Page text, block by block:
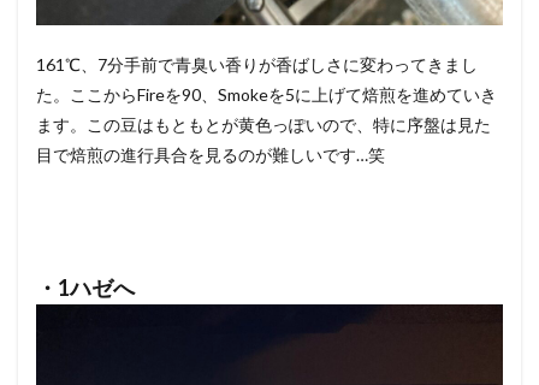
161℃、7分手前で青臭い香りが香ばしさに変わってきまし
た。ここからFireを90、Smokeを5に上げて焙煎を進めていき
ます。この豆はもともとが黄色っぽいので、特に序盤は見た
目で焙煎の進行具合を見るのが難しいです…笑
・1ハゼへ